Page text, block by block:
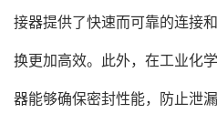
接器提供了快速而可靠的连接
换更加高效。此外，在工业化
器能够确保密封性能，防止泄漏